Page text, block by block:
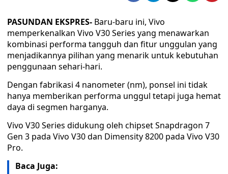
PASUNDAN EKSPRES- Baru-baru ini, Vivo
memperkenalkan Vivo V30 Series yang menawarkan
kombinasi performa tangguh dan fitur unggulan yang
menjadikannya pilihan yang menarik untuk kebutuhan
penggunaan sehari-hari.
Dengan fabrikasi 4 nanometer (nm), ponsel ini tidak
hanya memberikan performa unggul tetapi juga hemat
daya di segmen harganya.
Vivo V30 Series didukung oleh chipset Snapdragon 7
Gen 3 pada Vivo V30 dan Dimensity 8200 pada Vivo V30
Pro.
Baca Juga: